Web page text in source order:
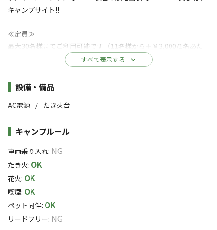
キャンプサイト!!
≪定員≫
最大30名様までご利用可能です（11名様から＋￥3,000/1名あた
※テントの張数に制限はありません。
≪サイト利用料≫
・冬季期間（11月～４月中旬）
土・祝日：25,000円～（1泊2日・税込）
・夏季期間（4月上旬～11月上旬）
平日・日曜：25000円～(10名様まで)/1区画
土・祝日：40,000円～(10名様まで)/1区画
※GW・お盆期間中は料金が変動します。詳しくはお問い合わせく
ださい。
すべて表示する
施設詳細
設備・備品
AC電源 / たき火台
キャンプルール
車両乗り入れ: NG
たき火: OK
花火: OK
喫煙: OK
ペット同伴: OK
リードフリー: NG
売店
※詳しくは「
【【土日祝・繁忙期1日1組限定】標高1000mの
集落 大正13年創建 小学校分校を生かした完全
プライベートキャンプを提供します☺︎
◆場内のおすすめ
ンを完備しているため天候に左右されることなくキャンプ
ラウンジ内には「薪ストーブ」「ソファー」「テーブ
ル」「椅子」『ちいさな冷蔵庫」完備しておりますので快
適にお過ごしいただけます。
また「黒板」も設置されておりますのでも子供連れにもと
てもおすすめです！
ただのキャンプ場ではなく1日1組のキャンプ場で、個